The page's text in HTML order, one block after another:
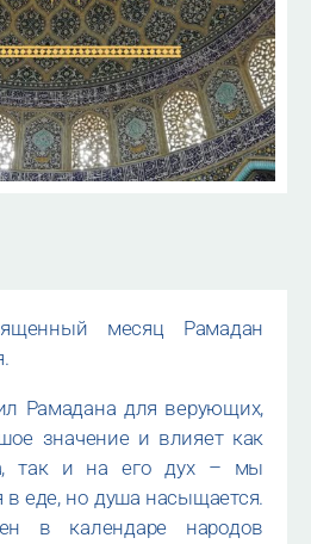
месяц Рамадан
Рамадана для верующих,
значение и влияет как
так и на его дух – мы
в еде, но душа насыщается.
в календаре народов